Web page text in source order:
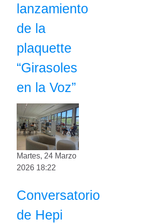
lanzamiento
de la
plaquette
“Girasoles
en la Voz”
Martes, 24 Marzo
2026 18:22
Conversatorio
de Hepi